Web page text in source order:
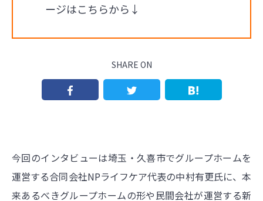
ージはこちらから↓
SHARE ON
今回のインタビューは埼玉・久喜市でグループホームを
運営する合同会社NPライフケア代表の中村有更氏に、本
来あるべきグループホームの形や民間会社が運営する新